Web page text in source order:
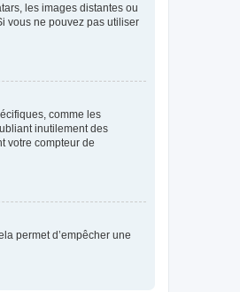
les images distantes ou
vous ne pouvez pas utiliser
comme les
inutilement des
votre compteur de
permet d’empêcher une